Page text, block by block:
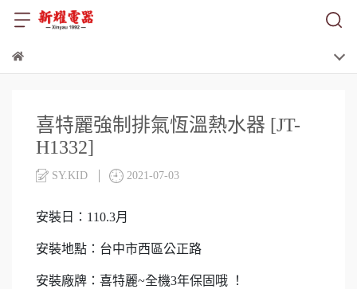
喜特麗強制排氣恆溫熱水器 [JT-
H1332]
SY.KID 2021-07-03
安裝日：110.3月
安裝地點：台中市西區公正路
安裝廠牌：喜特麗~全機3年保固哦 ！